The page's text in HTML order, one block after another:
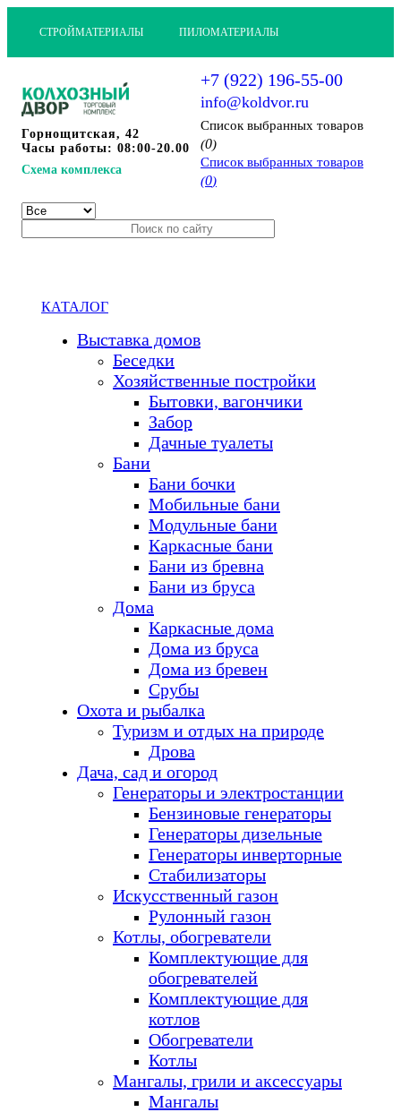
СТРОЙМАТЕРИАЛЫ ПИЛОМАТЕРИАЛЫ
Горнощитская, 42
Часы работы: 08:00-20.00
Схема комплекса
+7 (922) 196-55-00
info@koldvor.ru
Cписок выбранных товаров
(0)
Cписок выбранных товаров
(0)
КАТАЛОГ
Выставка домов
Беседки
Хозяйственные постройки
Бытовки, вагончики
Забор
Дачные туалеты
Бани
Бани бочки
Мобильные бани
Модульные бани
Каркасные бани
Бани из бревна
Бани из бруса
Дома
Каркасные дома
Дома из бруса
Дома из бревен
Срубы
Охота и рыбалка
Туризм и отдых на природе
Дрова
Дача, сад и огород
Генераторы и электростанции
Бензиновые генераторы
Генераторы дизельные
Генераторы инверторные
Стабилизаторы
Искусственный газон
Рулонный газон
Котлы, обогреватели
Комплектующие для
обогревателей
Комплектующие для
котлов
Обогреватели
Котлы
Мангалы, грили и аксессуары
Мангалы